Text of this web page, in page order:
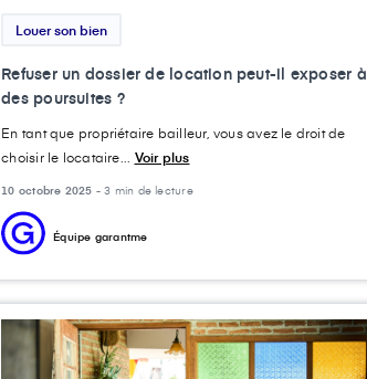
Louer son bien
Refuser un dossier de location peut-il exposer à
des poursuites ?
En tant que propriétaire bailleur, vous avez le droit de
choisir le locataire... Voir plus
10 octobre 2025 -3 min de lecture
Équipe garantme